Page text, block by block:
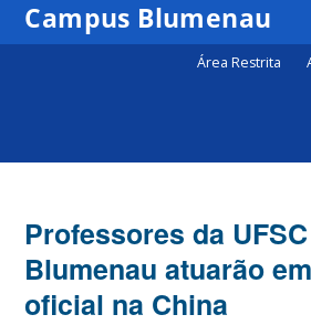
Campus Blumenau
Área Restrita
Professores da UFSC
Blumenau atuarão
oficial na China